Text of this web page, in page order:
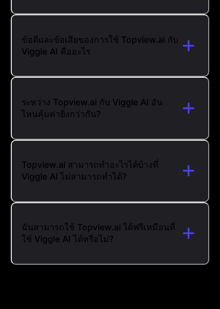
ข้อดีและข้อเสียของการใช้ Topview.ai กับ
Viggle AI คืออะไร
ระหว่าง Topview.ai กับ Viggle AI อัน
ไหนคุ้มค่ายิ่งกว่ากัน?
Topview.ai สามารถทำอะไรได้บ้างที่
Viggle AI ไม่สามารถทำได้?
ฉันสามารถใช้ Topview.ai ได้ฟรีเหมือนที่
ใช้ Viggle AI ได้หรือไม่?